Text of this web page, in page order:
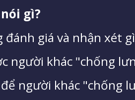
gì?
đánh giá và nhận xét
người khác "chống
người khác "chống